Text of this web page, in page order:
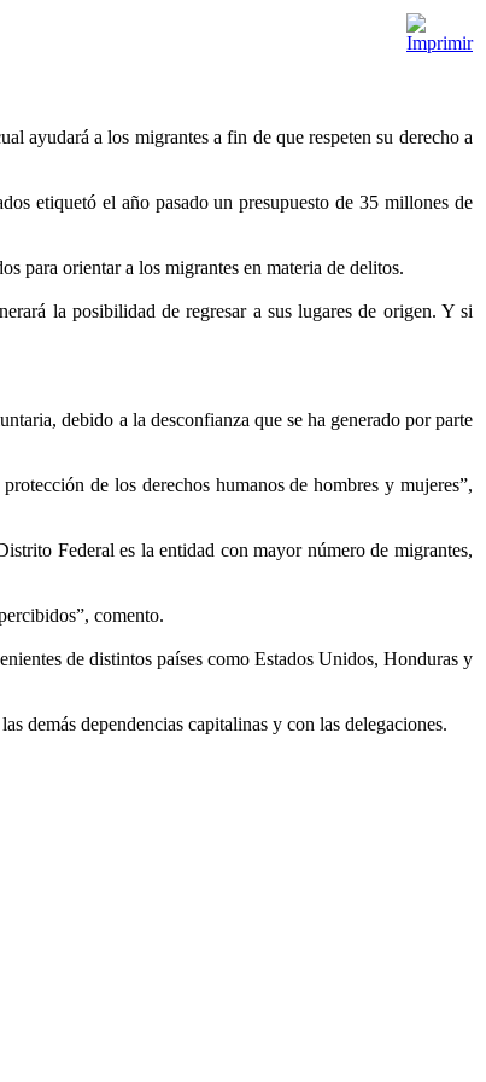
ayudará a los migrantes a fin de que respeten su derecho a
etiquetó el año pasado un presupuesto de 35 millones de
para orientar a los migrantes en materia de delitos.
la posibilidad de regresar a sus lugares de origen. Y si
debido a la desconfianza que se ha generado por parte
de los derechos humanos de hombres y mujeres”,
Federal es la entidad con mayor número de migrantes,
comento.
de distintos países como Estados Unidos, Honduras y
demás dependencias capitalinas y con las delegaciones.